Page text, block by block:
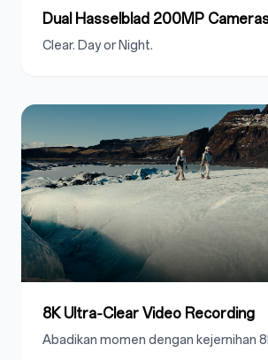
Dual Hasselblad 200MP
Clear. Day or Night.
8K Ultra‑Clear Video Recording
Abadikan momen dengan kejernihan